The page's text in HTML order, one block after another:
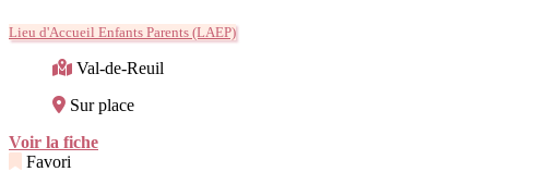
Lieu d'Accueil Enfants Parents (LAEP)
Val-de-Reuil
Sur place
Voir la fiche
Favori